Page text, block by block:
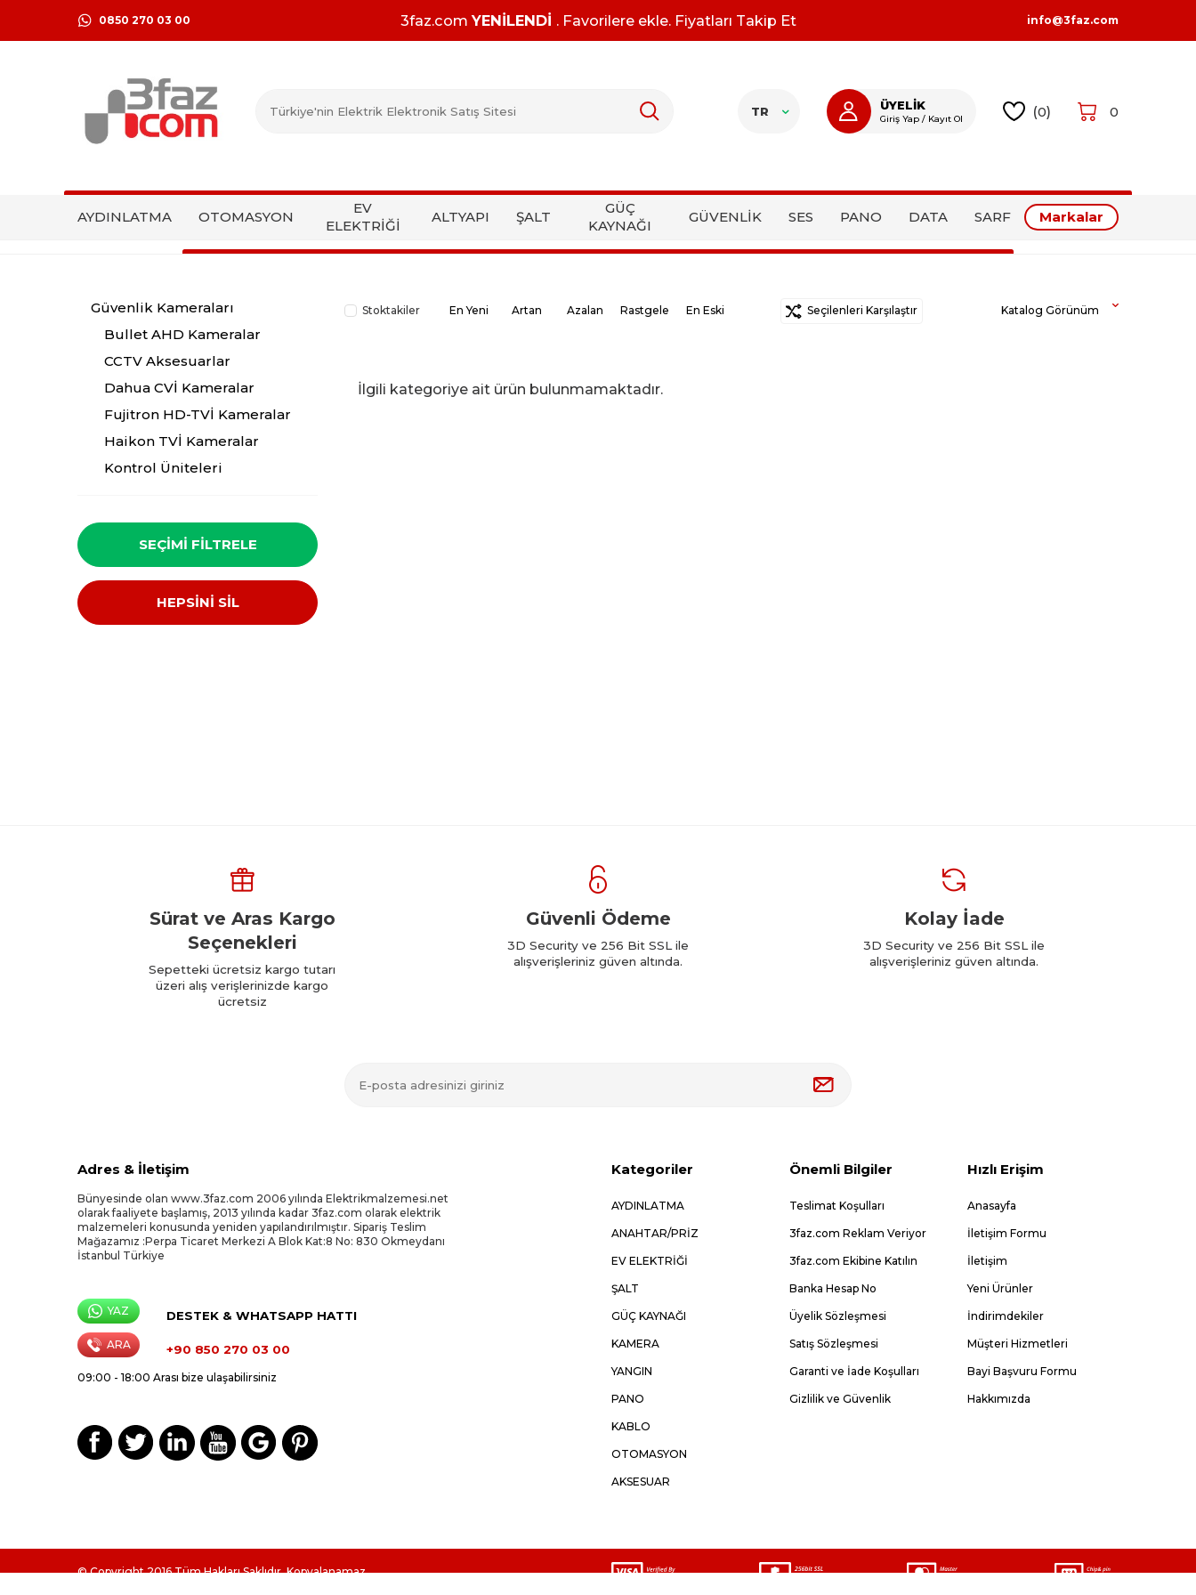
0850 270 03 00 3faz.comYENİLENDİ . Favorilere ekle. Fiyatları Takip Et info@3faz.com
TR ÜYELİK
Giriş Yap / Kayıt Ol (0) 0
AYDINLATMA OTOMASYON
EV
ELEKTRİĞİ
ALTYAPI ŞALT
GÜÇ
KAYNAĞI
GÜVENLİK SES PANO DATA SARF Markalar
Güvenlik Kameraları
Bullet AHD Kameralar
CCTV Aksesuarlar
Dahua CVİ Kameralar
Fujitron HD-TVİ Kameralar
Haikon TVİ Kameralar
Kontrol Üniteleri
SEÇIMI FILTRELE
HEPSİNİ SİL
Stoktakiler En Yeni Artan Azalan Rastgele En Eski Seçilenleri Karşılaştır Katalog Görünüm
İlgili kategoriye ait ürün bulunmamaktadır.
Sürat ve Aras Kargo
Seçenekleri
Sepetteki ücretsiz kargo tutarı
üzeri alış verişlerinizde kargo
ücretsiz
Güvenli Ödeme
3D Security ve 256 Bit SSL ile
alışverişleriniz güven altında.
Kolay İade
3D Security ve 256 Bit SSL ile
alışverişleriniz güven altında.
Adres & İletişim
Bünyesinde olan www.3faz.com 2006 yılında Elektrikmalzemesi.net
olarak faaliyete başlamış, 2013 yılında kadar 3faz.com olarak elektrik
malzemeleri konusunda yeniden yapılandırılmıştır. Sipariş Teslim
Mağazamız :Perpa Ticaret Merkezi A Blok Kat:8 No: 830 Okmeydanı
İstanbul Türkiye
YAZ DESTEK & WHATSAPP HATTI
ARA +90 850 270 03 00
09:00 - 18:00 Arası bize ulaşabilirsiniz
Kategoriler
AYDINLATMA
ANAHTAR/PRİZ
EV ELEKTRİĞİ
ŞALT
GÜÇ KAYNAĞI
KAMERA
YANGIN
PANO
KABLO
OTOMASYON
AKSESUAR
Önemli Bilgiler
Teslimat Koşulları
3faz.com Reklam Veriyor
3faz.com Ekibine Katılın
Banka Hesap No
Üyelik Sözleşmesi
Satış Sözleşmesi
Garanti ve İade Koşulları
Gizlilik ve Güvenlik
Hızlı Erişim
Anasayfa
İletişim Formu
İletişim
Yeni Ürünler
İndirimdekiler
Müşteri Hizmetleri
Bayi Başvuru Formu
Hakkımızda
© Copyright 2016 Tüm Hakları Saklıdır, Kopyalanamaz.